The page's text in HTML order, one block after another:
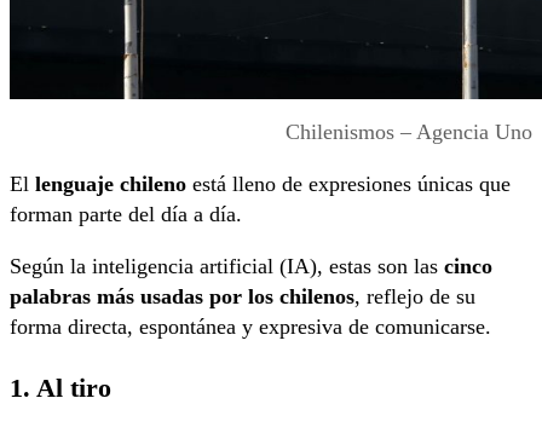
Chilenismos – Agencia Uno
El lenguaje chileno está lleno de expresiones únicas que
forman parte del día a día.
Según la inteligencia artificial (IA), estas son las cinco
palabras más usadas por los chilenos, reflejo de su
forma directa, espontánea y expresiva de comunicarse.
1. Al tiro